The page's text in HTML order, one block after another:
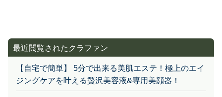
最近閲覧されたクラファン
【自宅で簡単】 5分で出来る美肌エステ！極上のエイ
ジングケアを叶える贅沢美容液&専用美顔器！